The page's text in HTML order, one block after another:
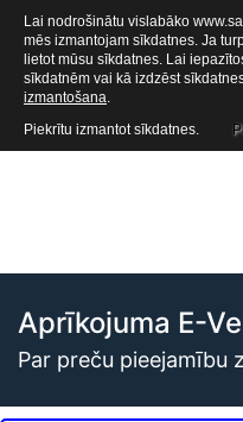
Aprīkojuma E-
Par preču pieejamību
Lai nodrošinātu vislabāko
mēs izmantojam sīkdatnes. Ja
lietot mūsu sīkdatnes. Lai
sīkdatnēm vai kā izdzēst
izmantošana.
Piekrītu izmantot sīkdatnes.